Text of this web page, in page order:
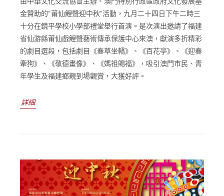
金贊助的“莆仙鯉聲迎中秋”活動，九月二十四日下午二時三
十分在鏡平學校小學部禮堂舉行首演。是次演出邀請了福建
省仙游縣莆仙戲鯉聲藝術傳承保護中心來澳，獻演多折精彩
的劇目選段，包括劇目《春草坐轎》、《百花亭》、《迎春
牽狗》、《敬德畫像》、《媽祖賜福》，吸引澳門市民、青
年學生及福建鄉親到場觀賞，大獲好評。
詳細